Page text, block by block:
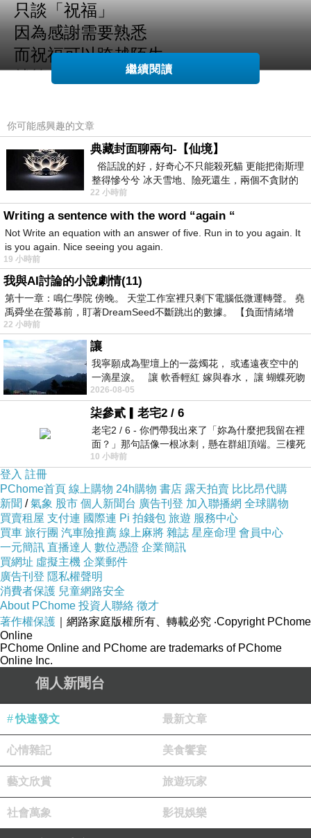
只談「祝福」
因為感謝需要熟悉
而祝福可以跨越陌生
就算彼此不認識
願你安好
全程皆為悄悄話報名
所有報名皆以悄悄話進行
只有主辦者能看到
報名截止後
我會發出一篇「參加者名單」
公開所有參加者的順序
讓每位參加者知道自己要祝福的對象
祝福方式說明
以報名順序為主
第一位祝福第二位
第二位祝福第三位
最後一位則祝福第一位
形成一個完整的圓
一場祝福的循環
發文方式說明
報名結束後
我會再發出活動正式開始的文章
本次採年末傳統 用預發模式
集體同步發文的方式進行
報名時
參加者並不會知道自己要祝福的對象是
誰
有一點像天使祝福
待報名結束後
我會發出參加者名單
並告知每位參加者
祝福對象與對方的站台連結
若你願意
可以到對方的站台看看
或翻翻對方的文字
繼續閱讀
你可能感興趣的文章
典藏封面聊兩句-【仙境】
俗話說的好，好奇心不只能殺死貓 更能把衛斯理
整得慘兮兮 冰天雪地、險死還生，兩個不貪財的
人尋什麼寶？ 人家追尋愛情還
22 小時前
Writing a sentence with the word “again “
Not Write an equation with an answer of five. Run in to you again. It
is you again. Nice seeing you again.
19 小時前
我與AI討論的小說劇情(11)
第十一章：鳴仁學院 傍晚。 天堂工作室裡只剩下電腦低微運轉聲。 堯
禹舜坐在螢幕前，盯著DreamSeed不斷跳出的數據。 【負面情緒增
22 小時前
讓
我寧願成為聖壇上的一蕊燭花， 或遙遠夜空中的
一滴星淚。 讓 軟香輕紅 嫁與春水， 讓 蝴蝶死吻
夏日最後一瓣玫瑰， 讓
2026-08-05
柒參貳▎老宅2 / 6
老宅2 / 6 - 你們帶我出來了「妳為什麼把我留在裡
面？」那句話像一根冰刺，懸在群組頂端。三樓死
死盯著照片裡的人。那個人確實站在
10 小時前
登入 註冊
PChome首頁 線上購物 24h購物 書店 露天拍賣 比比昂代購
新聞 /氣象 股市 個人新聞台 廣告刊登 加入聯播網 全球購物
買賣租屋 支付連 國際連 Pi 拍錢包 旅遊 服務中心
買車 旅行團 汽車險推薦 線上麻將 雜誌 星座命理 會員中心
一元簡訊 直播達人 數位憑證 企業簡訊
買網址 虛擬主機 企業郵件
廣告刊登 隱私權聲明
消費者保護 兒童網路安全
About PChome 投資人聯絡 徵才
著作權保護 ｜網路家庭版權所有、轉載必究 ‧Copyright PChome
Online
PChome Online and PChome are trademarks of PChome
Online Inc.
個人新聞台
快速發文 最新文章
心情雜記 美食饗宴
藝文欣賞 旅遊玩家
社會萬象 影視娛樂